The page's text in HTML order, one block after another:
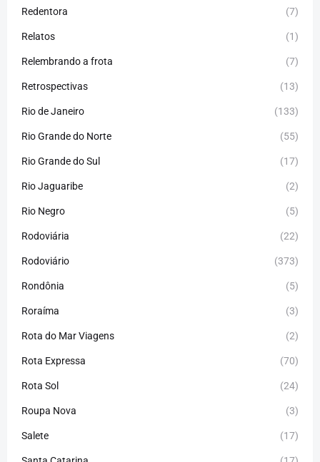
Redentora (7)
Relatos (1)
Relembrando a frota (7)
Retrospectivas (13)
Rio de Janeiro (133)
Rio Grande do Norte (55)
Rio Grande do Sul (17)
Rio Jaguaribe (2)
Rio Negro (5)
Rodoviária (22)
Rodoviário (373)
Rondônia (5)
Roraíma (3)
Rota do Mar Viagens (2)
Rota Expressa (70)
Rota Sol (24)
Roupa Nova (3)
Salete (17)